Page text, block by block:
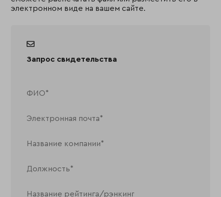
электронном виде на вашем сайте.
Запрос свидетельства